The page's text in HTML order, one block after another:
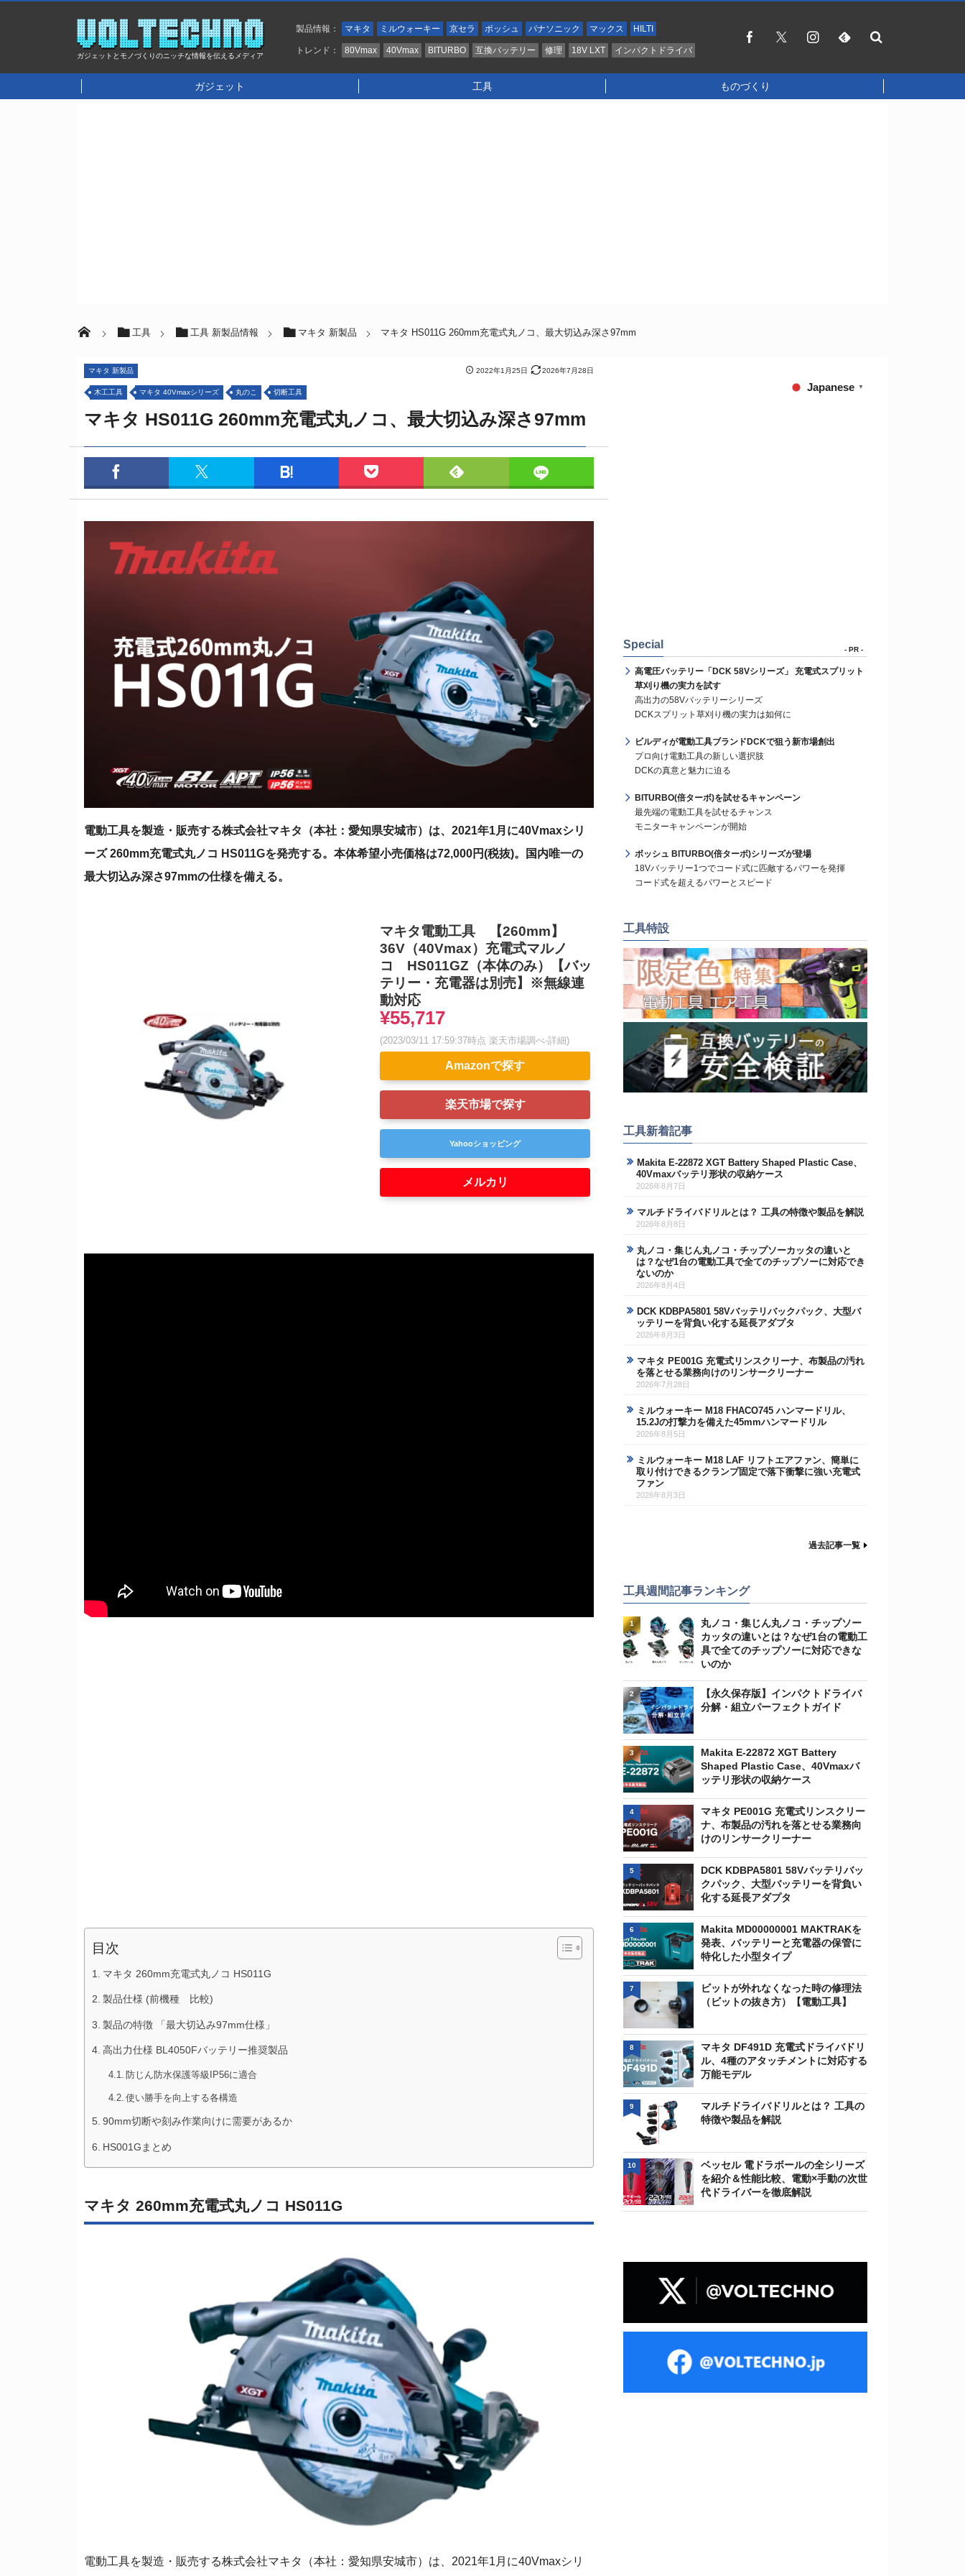
ガジェットとモノづくりのニッチな情報を伝えるメディア
製品情報： マキタ ミルウォーキー 京セラ ボッシュ パナソニック マックス HILTI
トレンド： 80Vmax 40Vmax BITURBO 互換バッテリー 修理 18V LXT インパクトドライバ
ガジェット 工具 ものづくり
工具 工具 新製品情報 マキタ 新製品 マキタ HS011G 260mm充電式丸ノコ、最大切込み深さ97mm
2022年1月25日 2026年7月28日
マキタ 新製品
木工工具 マキタ 40Vmaxシリーズ 丸のこ 切断工具
マキタ HS011G 260mm充電式丸ノコ、最大切込み深さ97mm
電動工具を製造・販売する株式会社マキタ（本社：愛知県安城市）は、2021年1月に40Vmaxシリ
ーズ 260mm充電式丸ノコ HS011Gを発売する。本体希望小売価格は72,000円(税抜)。国内唯一の
最大切込み深さ97mmの仕様を備える。
マキタ電動工具 【260mm】
36V（40Vmax）充電式マルノ
コ HS011GZ（本体のみ）【バッ
テリー・充電器は別売】※無線連
動対応
¥55,717
(2023/03/11 17:59:37時点 楽天市場調べ-詳細)
Amazonで探す
楽天市場で探す
Yahooショッピング
メルカリ
目次
マキタ 260mm充電式丸ノコ HS011G
製品仕様 (前機種 比較)
製品の特徴 「最大切込み97mm仕様」
高出力仕様 BL4050Fバッテリー推奨製品
防じん防水保護等級IP56に適合
使い勝手を向上する各構造
90mm切断や刻み作業向けに需要があるか
HS001Gまとめ
マキタ 260mm充電式丸ノコ HS011G
電動工具を製造・販売する株式会社マキタ（本社：愛知県安城市）は、2021年1月に40Vmaxシリ
Japanese ▼
Special - PR -
高電圧バッテリー「DCK 58Vシリーズ」 充電式スプリット
草刈り機の実力を試す
高出力の58Vバッテリーシリーズ
DCKスプリット草刈り機の実力は如何に
ビルディが電動工具ブランドDCKで狙う新市場創出
プロ向け電動工具の新しい選択肢
DCKの真意と魅力に迫る
BITURBO(倍ターボ)を試せるキャンペーン
最先端の電動工具を試せるチャンス
モニターキャンペーンが開始
ボッシュ BITURBO(倍ターボ)シリーズが登場
18Vバッテリー1つでコード式に匹敵するパワーを発揮
コード式を超えるパワーとスピード
工具特設
工具新着記事
Makita E-22872 XGT Battery Shaped Plastic Case、
40Vmaxバッテリ形状の収納ケース
2026年8月7日
マルチドライバドリルとは？ 工具の特徴や製品を解説
2026年8月8日
丸ノコ・集じん丸ノコ・チップソーカッタの違いと
は？なぜ1台の電動工具で全てのチップソーに対応でき
ないのか
2026年8月4日
DCK KDBPA5801 58Vバッテリバックパック、大型バ
ッテリーを背負い化する延長アダプタ
2026年8月3日
マキタ PE001G 充電式リンスクリーナ、布製品の汚れ
を落とせる業務向けのリンサークリーナー
2026年7月28日
ミルウォーキー M18 FHACO745 ハンマードリル、
15.2Jの打撃力を備えた45mmハンマードリル
2026年8月5日
ミルウォーキー M18 LAF リフトエアファン、簡単に
取り付けできるクランプ固定で落下衝撃に強い充電式
ファン
2026年8月3日
過去記事一覧
工具週間記事ランキング
丸ノコ・集じん丸ノコ・チップソー
カッタの違いとは？なぜ1台の電動工
具で全てのチップソーに対応できな
いのか
1
【永久保存版】インパクトドライバ
分解・組立パーフェクトガイド
2
Makita E-22872 XGT Battery
Shaped Plastic Case、40Vmaxバ
ッテリ形状の収納ケース
3
マキタ PE001G 充電式リンスクリー
ナ、布製品の汚れを落とせる業務向
けのリンサークリーナー
4
DCK KDBPA5801 58Vバッテリバッ
クパック、大型バッテリーを背負い
化する延長アダプタ
5
Makita MD00000001 MAKTRAKを
発表、バッテリーと充電器の保管に
特化した小型タイプ
6
ビットが外れなくなった時の修理法
（ビットの抜き方）【電動工具】
7
マキタ DF491D 充電式ドライバドリ
ル、4種のアタッチメントに対応する
万能モデル
8
マルチドライバドリルとは？ 工具の
特徴や製品を解説
9
ベッセル 電ドラボールの全シリーズ
を紹介＆性能比較、電動×手動の次世
代ドライバーを徹底解説
10